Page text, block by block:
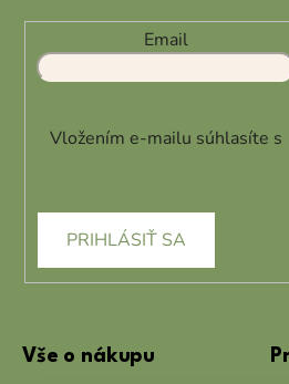
Email
Vložením e-mailu súhlasíte s
PRIHLÁSIŤ SA
Vše o nákupu